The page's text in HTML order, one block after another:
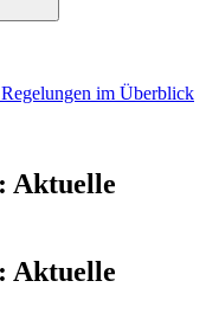
im Überblick
Aktuelle
Aktuelle